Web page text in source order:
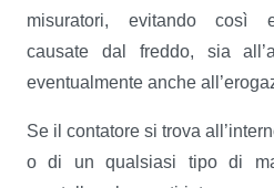
misuratori, evitando così
causate dal freddo, sia
eventualmente anche
Se il contatore si trova
o di un qualsiasi tipo di